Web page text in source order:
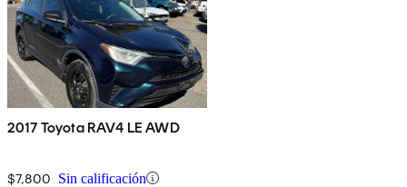
2017 Toyota RAV4 LE AWD
$7,800 Sin calificación